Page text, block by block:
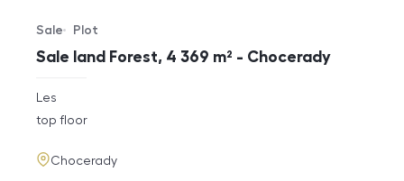
Sale land Forest, 4 369 m² - Chocerady
Offer type
Sale
Property type
Plot
rozměry
disposition
Les
funkce
top floor
adresa
Chocerady